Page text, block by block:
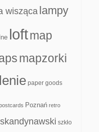
wisząca lampy
loftmap
mapzorki
paper goods
Poznań retro
szkło